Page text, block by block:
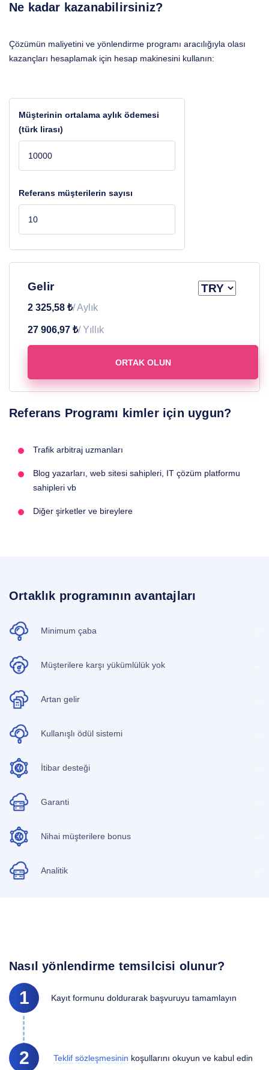
Ne kadar kazanabilirsiniz?
Çözümün maliyetini ve yönlendirme programı aracılığıyla olası
kazançları hesaplamak için hesap makinesini kullanın:
Müşterinin ortalama aylık ödemesi
(türk lirası)
Referans müşterilerin sayısı
Gelir
2 325,58 ₺/ Aylık
27 906,97 ₺/ Yıllık
ORTAK OLUN
Referans Programı kimler için uygun?
Trafik arbitraj uzmanları
Blog yazarları, web sitesi sahipleri, IT çözüm platformu
sahipleri vb
Diğer şirketler ve bireylere
Ortaklık programının avantajları
Minimum çaba
Müşterilere karşı yükümlülük yok
Artan gelir
Kullanışlı ödül sistemi
İtibar desteği
Garanti
Nihai müşterilere bonus
Analitik
Nasıl yönlendirme temsilcisi olunur?
1 Kayıt formunu doldurarak başvuruyu tamamlayın
2 Teklif sözleşmesinin koşullarını okuyun ve kabul edin